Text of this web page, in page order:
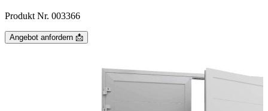
Produkt Nr. 003366
Angebot anfordern 📩